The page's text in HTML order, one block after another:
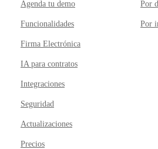
Agenda tu demo
Funcionalidades
Firma Electrónica
IA para contratos
Integraciones
Seguridad
Actualizaciones
Precios
Por
Por